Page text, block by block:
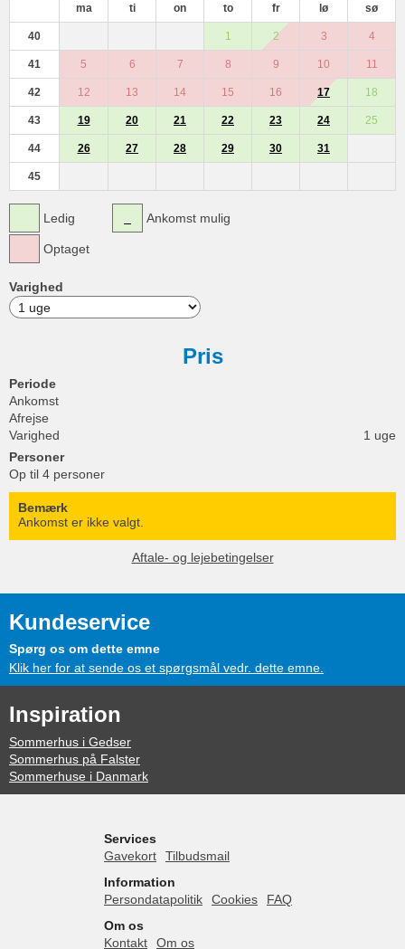
ma ti on to fr lø sø
40 1 2 3 4
41 5 6 7 8 9 10 11
42 12 13 14 15 16 17 18
43 19 20 21 22 23 24 25
44 26 27 28 29 30 31
45
Ledig
Optaget
Ankomst mulig
Varighed
Pris
Periode
Ankomst
Afrejse
Varighed
1 uge
Personer
Op til 4 personer
Bemærk
Ankomst er ikke valgt.
Aftale- og lejebetingelser
Kundeservice
Spørg os om dette emne
Klik her for at sende os et spørgsmål vedr. dette emne.
Inspiration
Sommerhus i Gedser
Sommerhus på Falster
Sommerhuse i Danmark
Services
Gavekort
Tilbudsmail
Information
Persondatapolitik
Cookies
FAQ
Om os
Kontakt
Om os